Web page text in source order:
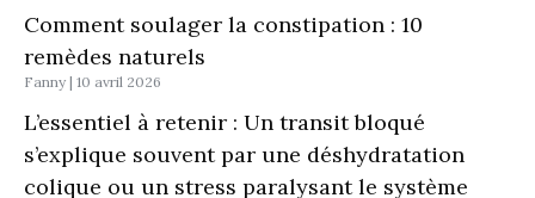
Comment soulager la constipation : 10
remèdes naturels
Fanny 10 avril 2026
L’essentiel à retenir : Un transit bloqué
s’explique souvent par une déshydratation
colique ou un stress paralysant le système